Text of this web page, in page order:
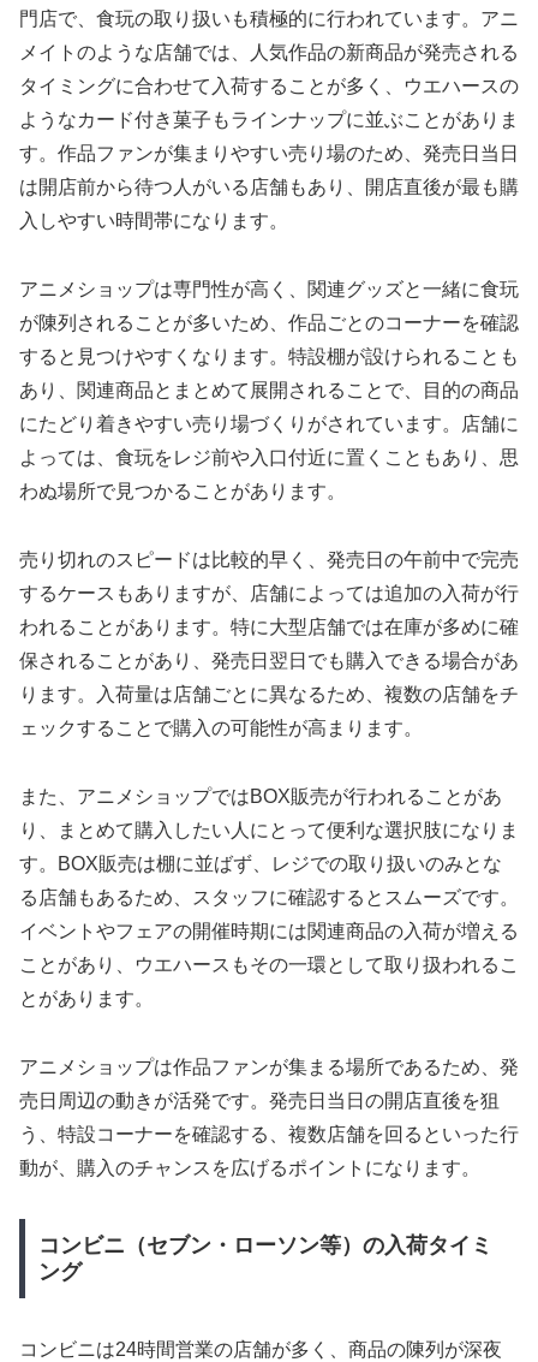
門店で、食玩の取り扱いも積極的に行われています。アニ
メイトのような店舗では、人気作品の新商品が発売される
タイミングに合わせて入荷することが多く、ウエハースの
ようなカード付き菓子もラインナップに並ぶことがありま
す。作品ファンが集まりやすい売り場のため、発売日当日
は開店前から待つ人がいる店舗もあり、開店直後が最も購
入しやすい時間帯になります。
アニメショップは専門性が高く、関連グッズと一緒に食玩
が陳列されることが多いため、作品ごとのコーナーを確認
すると見つけやすくなります。特設棚が設けられることも
あり、関連商品とまとめて展開されることで、目的の商品
にたどり着きやすい売り場づくりがされています。店舗に
よっては、食玩をレジ前や入口付近に置くこともあり、思
わぬ場所で見つかることがあります。
売り切れのスピードは比較的早く、発売日の午前中で完売
するケースもありますが、店舗によっては追加の入荷が行
われることがあります。特に大型店舗では在庫が多めに確
保されることがあり、発売日翌日でも購入できる場合があ
ります。入荷量は店舗ごとに異なるため、複数の店舗をチ
ェックすることで購入の可能性が高まります。
また、アニメショップではBOX販売が行われることがあ
り、まとめて購入したい人にとって便利な選択肢になりま
す。BOX販売は棚に並ばず、レジでの取り扱いのみとな
る店舗もあるため、スタッフに確認するとスムーズです。
イベントやフェアの開催時期には関連商品の入荷が増える
ことがあり、ウエハースもその一環として取り扱われるこ
とがあります。
アニメショップは作品ファンが集まる場所であるため、発
売日周辺の動きが活発です。発売日当日の開店直後を狙
う、特設コーナーを確認する、複数店舗を回るといった行
動が、購入のチャンスを広げるポイントになります。
コンビニ（セブン・ローソン等）の入荷タイミ
ング
コンビニは24時間営業の店舗が多く、商品の陳列が深夜